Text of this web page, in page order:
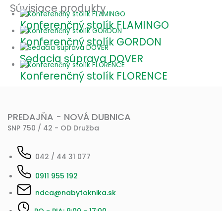
Súvisiace produkty
Konferenčný stolík FLAMINGO
Konferenčný stolík GORDON
Sedacia súprava DOVER
Konferenčný stolík FLORENCE
PREDAJŇA - NOVÁ DUBNICA
SNP 750 / 42 - OD Družba
042 / 44 31 077
0911 955 192
ndca@nabytoknika.sk